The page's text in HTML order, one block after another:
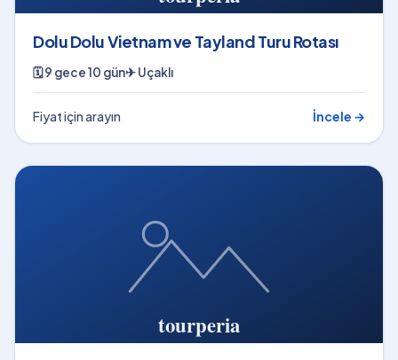
Dolu Dolu Vietnam ve Tayland Turu Rotası
🗓9 gece 10 gün✈Uçaklı
Fiyat için arayın İncele →